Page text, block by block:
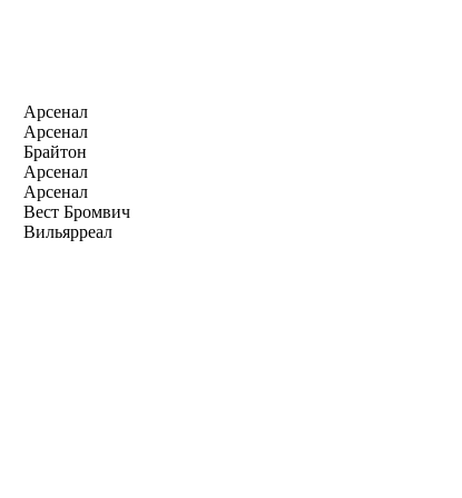
Арсенал
Арсенал
Брайтон
Арсенал
Арсенал
Вест Бромвич
Вильярреал